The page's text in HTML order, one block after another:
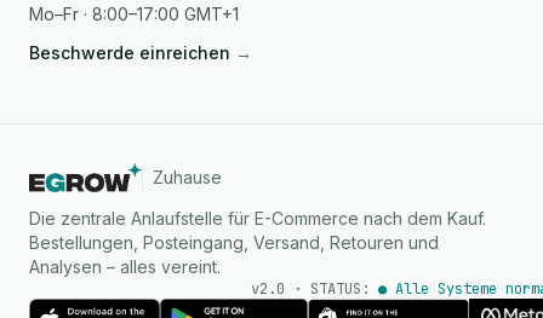
Mo–Fr · 8:00–17:00 GMT+1
Beschwerde einreichen →
Zuhause
Die zentrale Anlaufstelle für E-Commerce nach dem Kauf.
Bestellungen, Posteingang, Versand, Retouren und
Analysen – alles vereint.
v2.0 · STATUS: ● Alle Systeme